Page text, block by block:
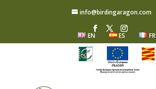
info@birdingaragon.com
EN ES FR